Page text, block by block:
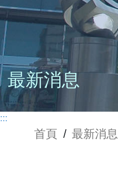
最新消息
:::
首頁 / 最新消息